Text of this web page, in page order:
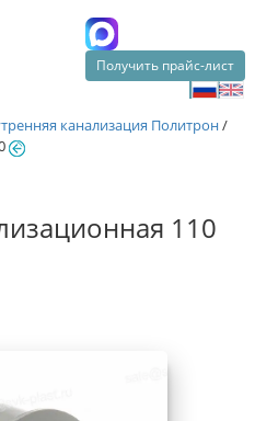
Получить прайс-лист
канализация Политрон/
110